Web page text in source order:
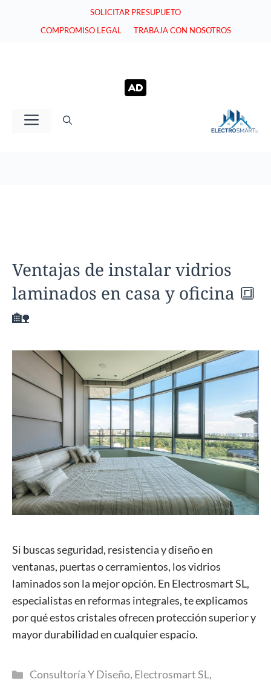
SOLICITAR PRESUPUETO
COMPROMISO LEGAL
TRABAJA CON NOSOTROS
Menú
Ventajas de instalar vidrios
laminados en casa y oficina 🔳
🏡
Si buscas seguridad, resistencia y diseño en
ventanas, puertas o cerramientos, los vidrios
laminados son la mejor opción. En Electrosmart SL,
especialistas en reformas integrales, te explicamos
por qué estos cristales ofrecen protección superior y
mayor durabilidad en cualquier espacio.
Categorías
Consultoría Y Diseño, Electrosmart SL,